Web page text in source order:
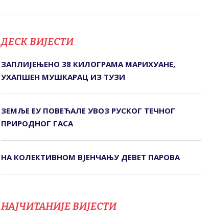
ДЕСК ВИЈЕСТИ
ЗАПЛИЈЕЊЕНО 38 КИЛОГРАМА МАРИХУАНЕ,
УХАПШЕН МУШКАРАЦ ИЗ ТУЗИ
ЗЕМЉЕ ЕУ ПОВЕЋАЛЕ УВОЗ РУСКОГ ТЕЧНОГ
ПРИРОДНОГ ГАСА
НА КОЛЕКТИВНОМ ВЈЕНЧАЊУ ДЕВЕТ ПАРОВА
НАЈЧИТАНИЈЕ ВИЈЕСТИ